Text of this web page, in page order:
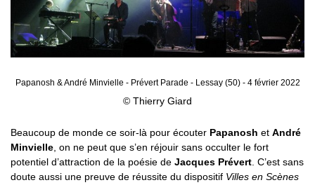
Papanosh & André Minvielle - Prévert Parade - Lessay (50) - 4 février 2022
© Thierry Giard
Beaucoup de monde ce soir-là pour écouter Papanosh et André
Minvielle, on ne peut que s’en réjouir sans occulter le fort
potentiel d’attraction de la poésie de Jacques Prévert. C’est sans
doute aussi une preuve de réussite du dispositif Villes en Scènes